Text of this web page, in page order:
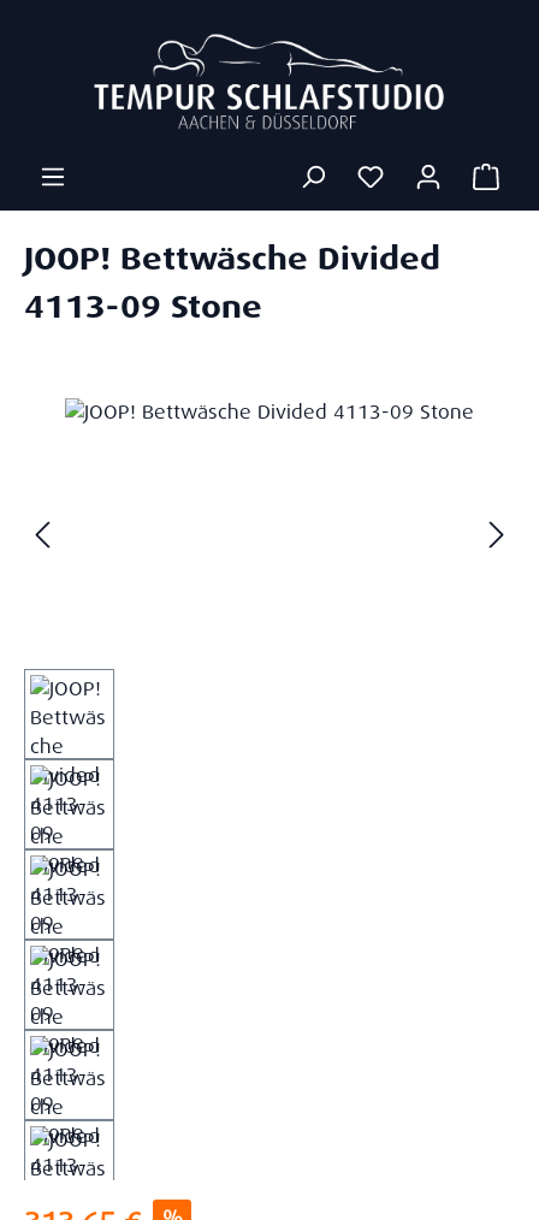
JOOP! Bettwäsche Divided
4113-09 Stone
Bildergalerie überspringen
Verkaufspreis: